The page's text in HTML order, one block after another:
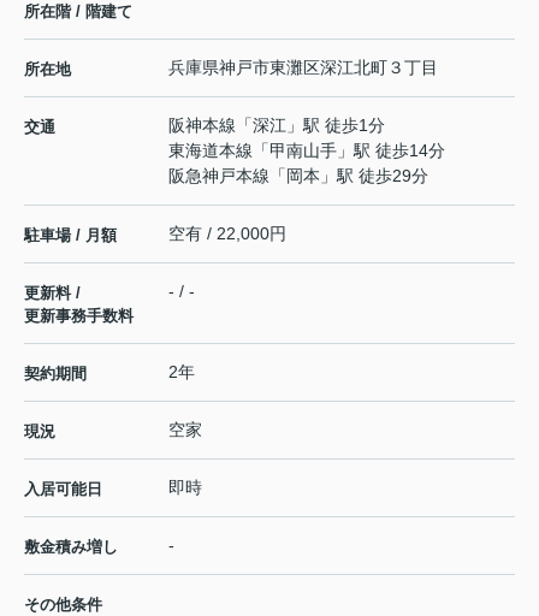
所在階 / 階建て
所在地 兵庫県神戸市東灘区深江北町３丁目
交通 阪神本線 「深江 」駅 徒歩1分
東海道本線 「甲南山手 」駅 徒歩14分
阪急神戸本線 「 岡本 」駅 徒歩29分
駐車場 / 月額 空有 / 22,000円
更新料 /
更新事務手数料
- / -
契約期間 2年
現況 空家
入居可能日 即時
敷金積み増し -
その他条件